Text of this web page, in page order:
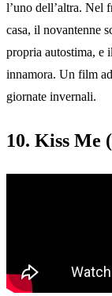
l’uno dell’altra. Nel
casa, il novantenne
propria autostima, e
innamora. Un film
giornate invernali.
10. Kiss Me